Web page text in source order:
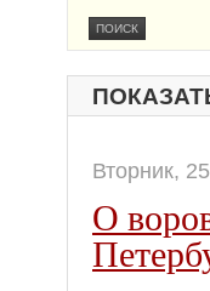
Вторник,
О